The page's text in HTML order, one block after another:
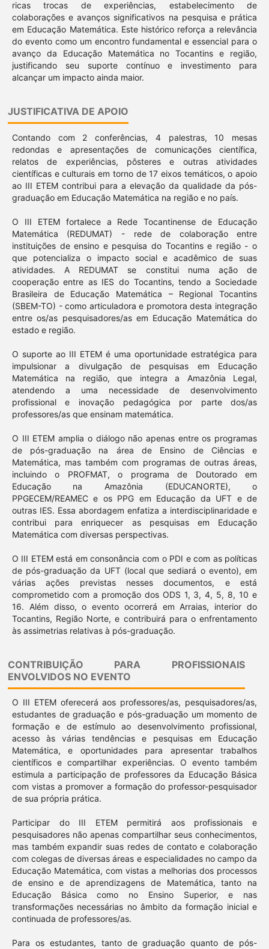
ricas trocas de experiências, estabelecimento de
colaborações e avanços significativos na pesquisa e prática
em Educação Matemática. Este histórico reforça a relevância
do evento como um encontro fundamental e essencial para o
avanço da Educação Matemática no Tocantins e região,
justificando seu suporte contínuo e investimento para
alcançar um impacto ainda maior.
JUSTIFICATIVA DE APOIO
Contando com 2 conferências, 4 palestras, 10 mesas
redondas e apresentações de comunicações científica,
relatos de experiências, pôsteres e outras atividades
científicas e culturais em torno de 17 eixos temáticos, o apoio
ao III ETEM contribui para a elevação da qualidade da pós-
graduação em Educação Matemática na região e no país.
O III ETEM fortalece a Rede Tocantinense de Educação
Matemática (REDUMAT) - rede de colaboração entre
instituições de ensino e pesquisa do Tocantins e região - o
que potencializa o impacto social e acadêmico de suas
atividades. A REDUMAT se constitui numa ação de
cooperação entre as IES do Tocantins, tendo a Sociedade
Brasileira de Educação Matemática – Regional Tocantins
(SBEM-TO) - como articuladora e promotora desta integração
entre os/as pesquisadores/as em Educação Matemática do
estado e região.
O suporte ao III ETEM é uma oportunidade estratégica para
impulsionar a divulgação de pesquisas em Educação
Matemática na região, que integra a Amazônia Legal,
atendendo a uma necessidade de desenvolvimento
profissional e inovação pedagógica por parte dos/as
professores/as que ensinam matemática.
O III ETEM amplia o diálogo não apenas entre os programas
de pós-graduação na área de Ensino de Ciências e
Matemática, mas também com programas de outras áreas,
incluindo o PROFMAT, o programa de Doutorado em
Educação na Amazônia (EDUCANORTE), o
PPGECEM/REAMEC e os PPG em Educação da UFT e de
outras IES. Essa abordagem enfatiza a interdisciplinaridade e
contribui para enriquecer as pesquisas em Educação
Matemática com diversas perspectivas.
O III ETEM está em consonância com o PDI e com as políticas
de pós-graduação da UFT (local que sediará o evento), em
várias ações previstas nesses documentos, e está
comprometido com a promoção dos ODS 1, 3, 4, 5, 8, 10 e
16. Além disso, o evento ocorrerá em Arraias, interior do
Tocantins, Região Norte, e contribuirá para o enfrentamento
às assimetrias relativas à pós-graduação.
CONTRIBUIÇÃO PARA PROFISSIONAIS
ENVOLVIDOS NO EVENTO
O III ETEM oferecerá aos professores/as, pesquisadores/as,
estudantes de graduação e pós-graduação um momento de
formação e de estímulo ao desenvolvimento profissional,
acesso às várias tendências e pesquisas em Educação
Matemática, e oportunidades para apresentar trabalhos
científicos e compartilhar experiências. O evento também
estimula a participação de professores da Educação Básica
com vistas a promover a formação do professor-pesquisador
de sua própria prática.
Participar do III ETEM permitirá aos profissionais e
pesquisadores não apenas compartilhar seus conhecimentos,
mas também expandir suas redes de contato e colaboração
com colegas de diversas áreas e especialidades no campo da
Educação Matemática, com vistas a melhorias dos processos
de ensino e de aprendizagens de Matemática, tanto na
Educação Básica como no Ensino Superior, e nas
transformações necessárias no âmbito da formação inicial e
continuada de professores/as.
Para os estudantes, tanto de graduação quanto de pós-